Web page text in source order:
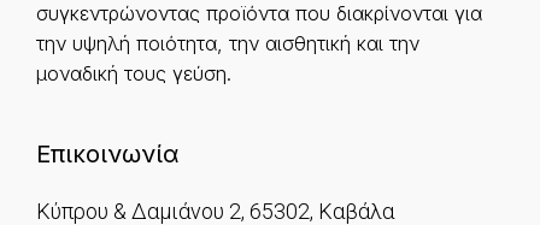
συγκεντρώνοντας προϊόντα που διακρίνονται για
την υψηλή ποιότητα, την αισθητική και την
μοναδική τους γεύση.
Επικοινωνία
Κύπρου & Δαμιάνου 2, 65302, Καβάλα